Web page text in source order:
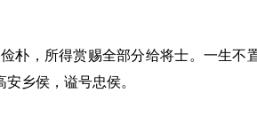
，所得赏赐全部分给将士。一生不
乡侯，谥号忠侯。